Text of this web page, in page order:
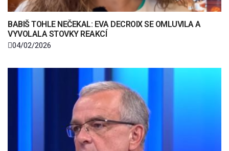
BABIŠ TOHLE NEČEKAL: EVA DECROIX SE OMLUVILA A
VYVOLALA STOVKY REAKCÍ
04/02/2026